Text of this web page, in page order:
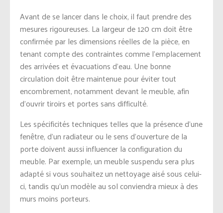
Avant de se lancer dans le choix, il faut prendre des
mesures rigoureuses. La largeur de 120 cm doit être
confirmée par les dimensions réelles de la pièce, en
tenant compte des contraintes comme l’emplacement
des arrivées et évacuations d’eau. Une bonne
circulation doit être maintenue pour éviter tout
encombrement, notamment devant le meuble, afin
d’ouvrir tiroirs et portes sans difficulté.
Les spécificités techniques telles que la présence d’une
fenêtre, d’un radiateur ou le sens d’ouverture de la
porte doivent aussi influencer la configuration du
meuble. Par exemple, un meuble suspendu sera plus
adapté si vous souhaitez un nettoyage aisé sous celui-
ci, tandis qu’un modèle au sol conviendra mieux à des
murs moins porteurs.